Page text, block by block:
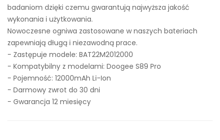
badaniom dzięki czemu gwarantują najwyższa jakość
wykonania i użytkowania.
Nowoczesne ogniwa zastosowane w naszych bateriach
zapewniają długą i niezawodną prace.
- Zastępuje modele: BAT22M2012000
- Kompatybilny z modelami: Doogee S89 Pro
- Pojemność: 12000mAh Li-Ion
- Darmowy zwrot do 30 dni
- Gwarancja 12 miesięcy